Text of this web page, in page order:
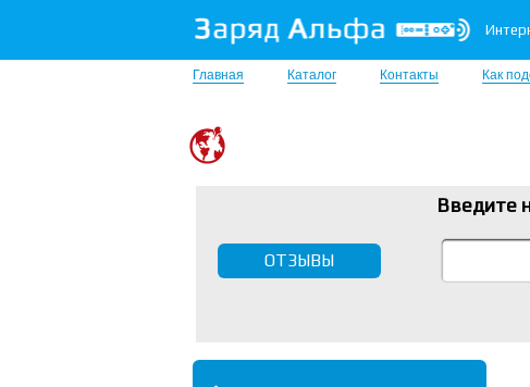
Главная Каталог Контакты Как
Введите
ОТЗЫВЫ